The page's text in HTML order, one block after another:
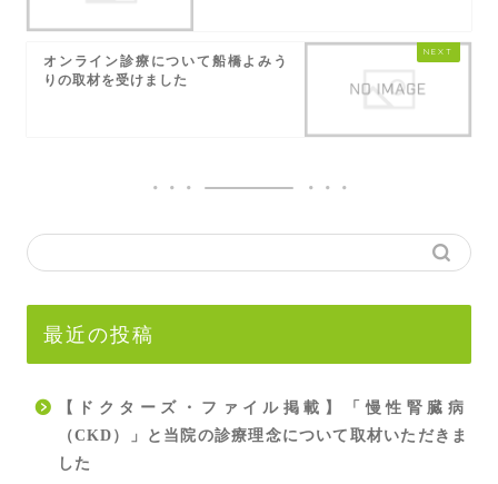
オンライン診療について船橋よみう
りの取材を受けました
最近の投稿
【ドクターズ・ファイル掲載】「慢性腎臓病
（CKD）」と当院の診療理念について取材いただきま
した